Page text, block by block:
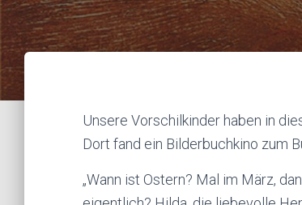
Unsere Vorschilkinder haben in
Dort fand ein Bilderbuchkino zum
„Wann ist Ostern? Mal im März,